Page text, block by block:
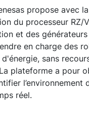
propose avec
du processeur RZ/
et des
en charge des
sans
plateforme a pour
l’environnement
réel.